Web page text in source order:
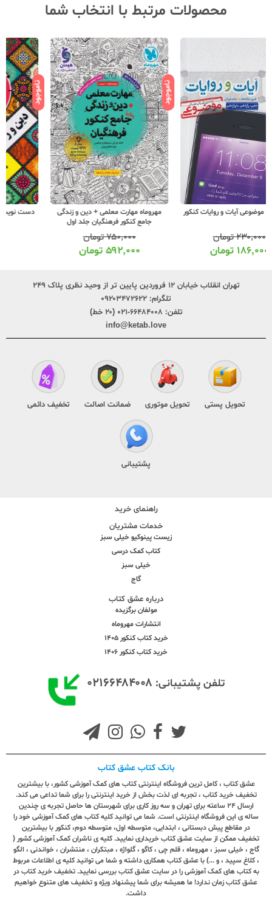
محصولات مرتبط با انتخاب شما
ناموجود
مهروماه مهارت معلمی + دین و زندگی
۷۵۰,۰۰۰
۵۹۲,۰۰۰
ناموجود
دست نویس دور دور دین و زندگی جامع
۲۰,۰۰۰
۱۵,۰۰۰
تهران انقلاب خیابان ۱۲ فروردین پایین تر از وحید نظری پلاک ۲۴۹
تلگرام: ۰۹۲۰۳۴۷۲۶۲۲
تلفن: ۶۶۴۸۴۰۰۸-۰۲۱ (۲۰ خط)
info@ketab.love
تحویل پستی تحویل موتوری ضمانت اصالت تخفیف دائمی
پشتیبانی
راهنمای خرید
خدمات مشتریان
زیست پینوکیو خیلی سبز
کتاب کمک درسی
خیلی سبز
گاج
درباره عشق کتاب
مولفان برگزیده
انتشارات مهروماه
خرید کتاب کنکور 1405
خرید کتاب کنکور 1406
تلفن پشتیبانی: ۰۲۱۶۶۴۸۴۰۰۸
بانک کتاب عشق کتاب
عشق کتاب ، کامل ترین فروشگاه اینترنتی کتاب های کمک آموزشی کشور، با بیشترین
تخفیف خرید کتاب ، تجربه ای لذت بخش از خرید اینترنتی را برای شما تداعی می کند.
ارسال ٢٤ ساعته برای تهران و سه روز کاری برای شهرستان ها حاصل تجربه ی چندین
ساله ی این فروشگاه اینترنتی است. شما می توانید کلیه کتاب های کمک آموزشی خود را
در مقاطع پیش دبستانی ، ابتدایی، متوسطه اول، متوسطه دوم، کنکور با بیشترین
تخفیف ممکن از سایت عشق کتاب خریداری نمایید. کلیه ی ناشران کمک آموزشی کشور (
گاج ، خیلی سبز ، مهروماه ، قلم چی ، کاگو ، گلواژه ، مبتکران ، منتشران ، خواندنی ، الگو
، کلاغ سپید ، و ...) با عشق کتاب همکاری داشته و شما می توانید کلیه ی اطلاعات مربوط
به کتاب های کمک آموزشی را در سایت عشق کتاب بررسی نمایید. تخفیف خرید کتاب در
عشق کتاب زمان ندارد! ما همیشه برای شما پیشنهاد ویژه و تخفیف های متنوع خواهیم
داشت.